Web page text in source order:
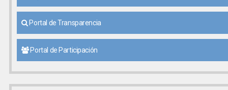
Portal de Transparencia
Portal de Participación